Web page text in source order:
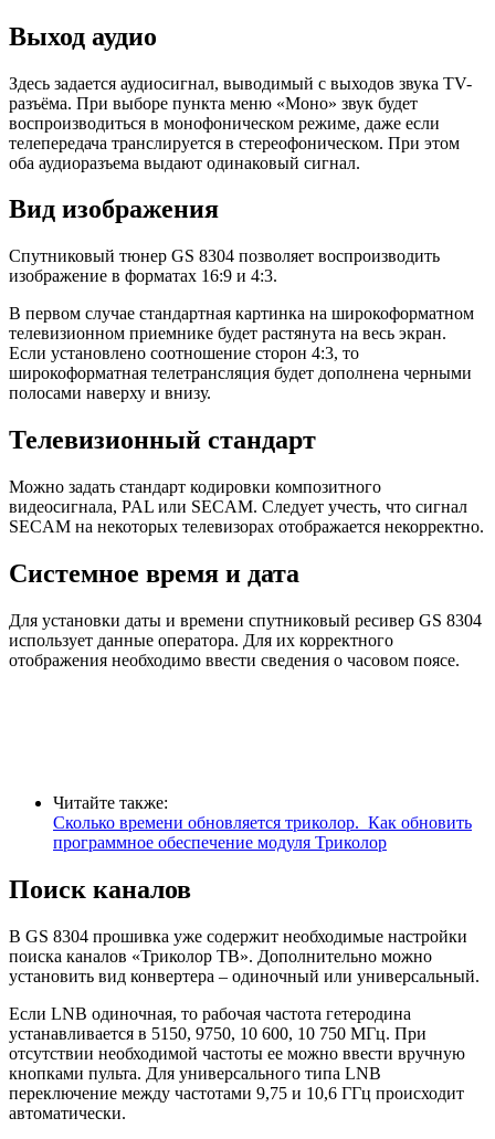
Выход аудио
Здесь задается аудиосигнал, выводимый с выходов звука TV-
разъёма. При выборе пункта меню «Моно» звук будет
воспроизводиться в монофоническом режиме, даже если
телепередача транслируется в стереофоническом. При этом
оба аудиоразъема выдают одинаковый сигнал.
Вид изображения
Спутниковый тюнер GS 8304 позволяет воспроизводить
изображение в форматах 16:9 и 4:3.
В первом случае стандартная картинка на широкоформатном
телевизионном приемнике будет растянута на весь экран.
Если установлено соотношение сторон 4:3, то
широкоформатная телетрансляция будет дополнена черными
полосами наверху и внизу.
Телевизионный стандарт
Можно задать стандарт кодировки композитного
видеосигнала, PAL или SECAM. Следует учесть, что сигнал
SECAM на некоторых телевизорах отображается некорректно.
Системное время и дата
Для установки даты и времени спутниковый ресивер GS 8304
использует данные оператора. Для их корректного
отображения необходимо ввести сведения о часовом поясе.
Читайте также:
Сколько времени обновляется триколор. Как обновить
программное обеспечение модуля Триколор
Поиск каналов
В GS 8304 прошивка уже содержит необходимые настройки
поиска каналов «Триколор ТВ». Дополнительно можно
установить вид конвертера – одиночный или универсальный.
Если LNB одиночная, то рабочая частота гетеродина
устанавливается в 5150, 9750, 10 600, 10 750 МГц. При
отсутствии необходимой частоты ее можно ввести вручную
кнопками пульта. Для универсального типа LNB
переключение между частотами 9,75 и 10,6 ГГц происходит
автоматически.